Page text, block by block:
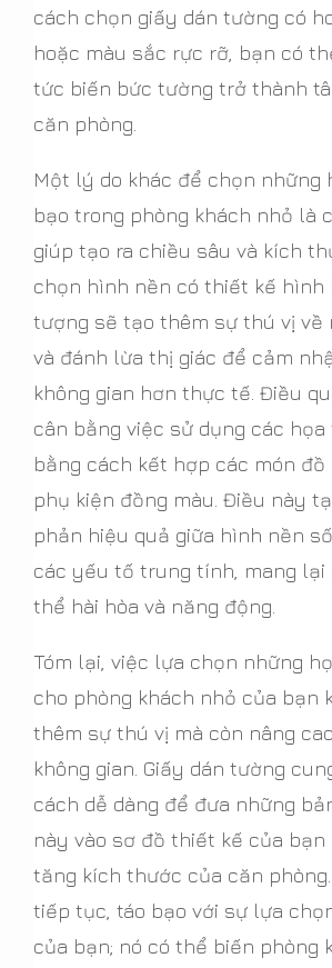
cách chọn giấy dán tường có
hoặc màu sắc rực rỡ, bạn có
tức biến bức tường trở thành
căn phòng.
Một lý do khác để chọn những
bạo trong phòng khách nhỏ là
giúp tạo ra chiều sâu và kích
chọn hình nền có thiết kế hình
tượng sẽ tạo thêm sự thú vị về
và đánh lừa thị giác để cảm
không gian hơn thực tế. Điều
cân bằng việc sử dụng các
bằng cách kết hợp các món
phụ kiện đồng màu. Điều này
phản hiệu quả giữa hình nền
các yếu tố trung tính, mang lại
thể hài hòa và năng động.
Tóm lại, việc lựa chọn những
cho phòng khách nhỏ của bạn
thêm sự thú vị mà còn nâng
không gian. Giấy dán tường
cách dễ dàng để đưa những
này vào sơ đồ thiết kế của bạn
tăng kích thước của căn
tiếp tục, táo bạo với sự lựa
của bạn; nó có thể biến phòng